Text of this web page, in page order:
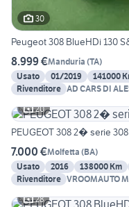
30
Peugeot 308 BlueHDi 130
8.999 €Manduria (TA)
Usato
01/2019 141000
Rivenditore AD CARS DI
20
PEUGEOT 308 2� serie
7.000 €Molfetta (BA)
Usato
2016 138000 Km
Rivenditore VROOMAUTO
28